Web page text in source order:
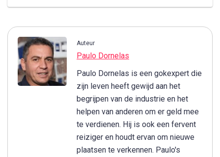
Auteur
Paulo Dornelas
Paulo Dornelas is een gokexpert die
zijn leven heeft gewijd aan het
begrijpen van de industrie en het
helpen van anderen om er geld mee
te verdienen. Hij is ook een fervent
reiziger en houdt ervan om nieuwe
plaatsen te verkennen. Paulo's